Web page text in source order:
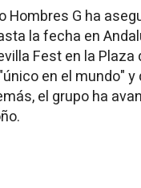
Hombres G ha
la fecha en
Fest en la Plaza
en el mundo"
el grupo ha